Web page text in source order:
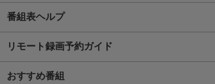
番組表ヘルプ
リモート録画予約ガイド
おすすめ番組